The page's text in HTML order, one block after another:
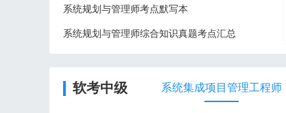
系统规划与管理师考点默写本
系统规划与管理师综合知识真题考点汇总
软考中级 系统集成项目管理工程师